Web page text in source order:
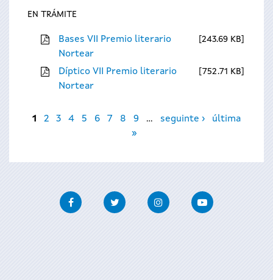
EN TRÁMITE
Bases VII Premio literario
Nortear
243.69 KB
Díptico VII Premio literario
Nortear
752.71 KB
Páxinas
1 2 3 4 5 6 7 8 9 … seguinte ›
última
»
FacebookTwitter InstagramYoutube